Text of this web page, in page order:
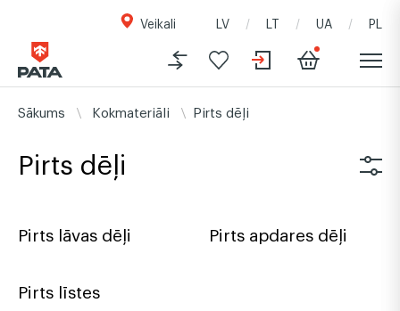
Veikali LV LT UA PL
Sākums Kokmateriāli Pirts dēļi
Pirts dēļi
Pirts lāvas dēļi Pirts apdares dēļi
Pirts līstes